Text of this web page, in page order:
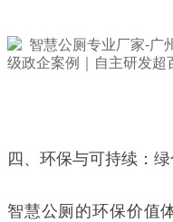
四、环保与可持续：
智慧公厕的环保价值